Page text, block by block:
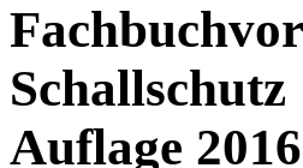
Auflage 2016